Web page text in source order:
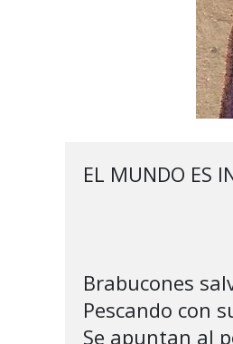
EL MUNDO ES
Brabucones
Pescando con
Se apuntan al